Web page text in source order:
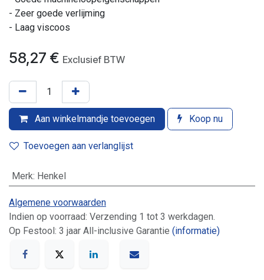
- Zeer goede verlijming
- Laag viscoos
58,27 € Exclusief BTW
Aan winkelmandje toevoegen Koop nu
Toevoegen aan verlanglijst
Merk: Henkel
Algemene voorwaarden
Indien op voorraad: Verzending 1 tot 3 werkdagen.
Op Festool: 3 jaar All-inclusive Garantie (informatie)